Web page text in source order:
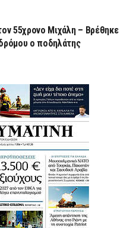
55χρονο Μιχάλη – Βρέθηκε
ο ποδηλάτης